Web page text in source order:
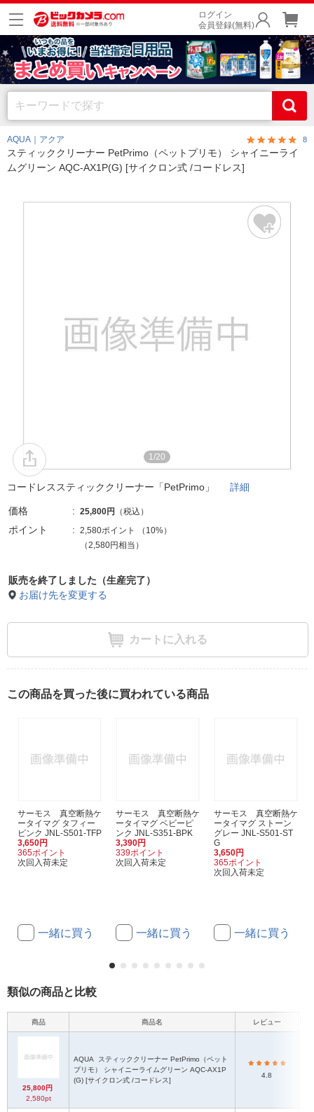
ログイン
会員登録(無料)
AQUA｜アクア 8
スティッククリーナー PetPrimo（ペットプリモ） シャイニーライ
ムグリーン AQC-AX1P(G) [サイクロン式 /コードレス]
1/20
コードレススティッククリーナー「PetPrimo」 詳細
価格 25,800円 （税込）
ポイント 2,580ポイント （ 10%）
（2,580円相当）
販売を終了しました（生産完了）
お届け先を変更する
カートに入れる
この商品を買った後に買われている商品
サーモス 真空断熱ケ
ータイマグ タフィー
ピンク JNL-S501-TFP
3,650円
365ポイント
次回入荷未定
一緒に買う
サーモス 真空断熱ケ
ータイマグ ベビーピ
ンク JNL-S351-BPK
3,390円
339ポイント
次回入荷未定
一緒に買う
サーモス 真空断熱ケ
ータイマグ ストーン
グレー JNL-S501-ST
G
3,650円
365ポイント
次回入荷未定
一緒に買う
類似の商品と比較
商品 商品名 レビュー
25,800円
2,580pt
AQUA
プリモ） シャイニーライムグリーン AQC-AX1P
(G) [サイクロン式 /コードレス]
4.8